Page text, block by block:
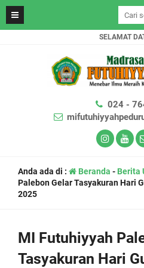
SELAMAT
024 -
Anda ada di : Beranda - Berita
Palebon Gelar Tasyakuran Hari
2025
MI Futuhiyyah
Tasyakuran Hari